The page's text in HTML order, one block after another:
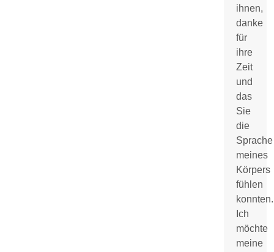
ihnen,
danke
für
ihre
Zeit
und
das
Sie
die
Sprache
meines
Körpers
fühlen
konnten.
Ich
möchte
meine